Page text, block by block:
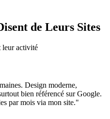
de Leurs Sites
leur activité
Design moderne,
bien référencé sur Google.
par mois via mon site."